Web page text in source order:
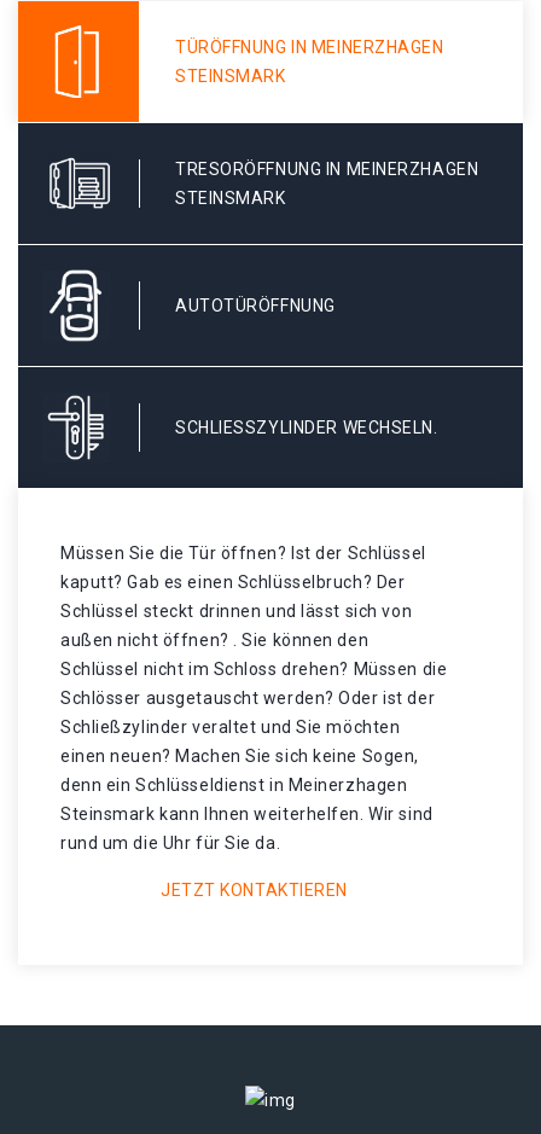
TÜRÖFFNUNG IN MEINERZHAGEN
STEINSMARK
TRESORÖFFNUNG IN MEINERZHAGEN
STEINSMARK
AUTOTÜRÖFFNUNG
SCHLIESSZYLINDER WECHSELN.
Müssen Sie die Tür öffnen? Ist der Schlüssel
kaputt? Gab es einen Schlüsselbruch? Der
Schlüssel steckt drinnen und lässt sich von
außen nicht öffnen? . Sie können den
Schlüssel nicht im Schloss drehen? Müssen die
Schlösser ausgetauscht werden? Oder ist der
Schließzylinder veraltet und Sie möchten
einen neuen? Machen Sie sich keine Sogen,
denn ein Schlüsseldienst in Meinerzhagen
Steinsmark kann Ihnen weiterhelfen. Wir sind
rund um die Uhr für Sie da.
JETZT KONTAKTIEREN